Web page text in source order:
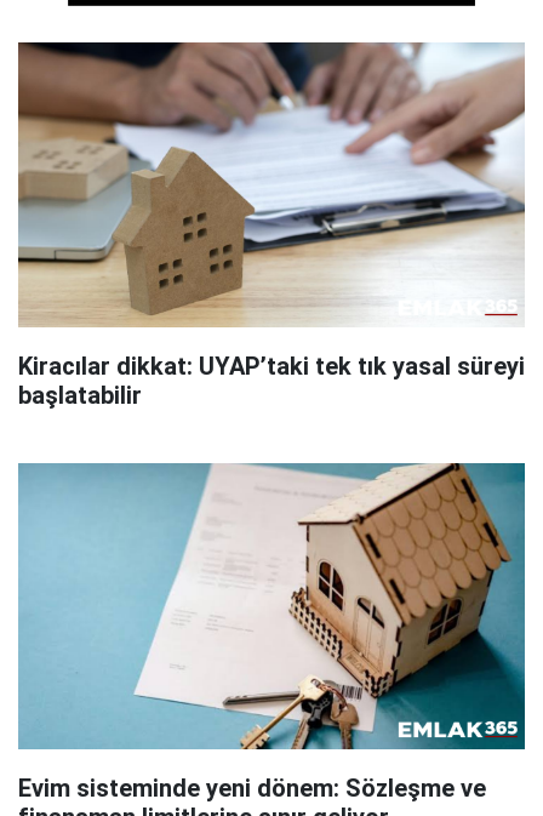
Kiracılar dikkat: UYAP’taki tek tık yasal süreyi
başlatabilir
Evim sisteminde yeni dönem: Sözleşme ve